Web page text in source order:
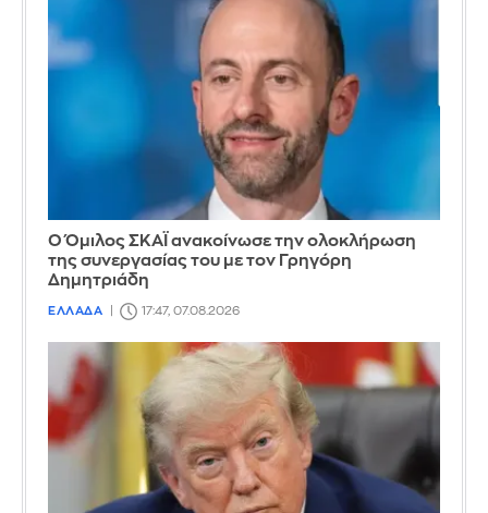
Ο Όμιλος ΣΚΑΪ ανακοίνωσε την ολοκλήρωση
της συνεργασίας του με τον Γρηγόρη
Δημητριάδη
ΕΛΛΑΔΑ 17:47, 07.08.2026